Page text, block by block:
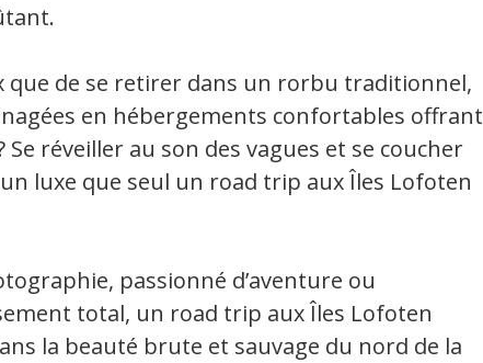
que de se retirer dans un rorbu traditionnel,
en hébergements confortables offrant
réveiller au son des vagues et se coucher
luxe que seul un road trip aux Îles Lofoten
passionné d’aventure ou
total, un road trip aux Îles Lofoten
la beauté brute et sauvage du nord de la